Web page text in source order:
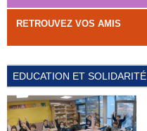
RETROUVEZ VOS AMIS
EDUCATION ET SOLIDARITÉ